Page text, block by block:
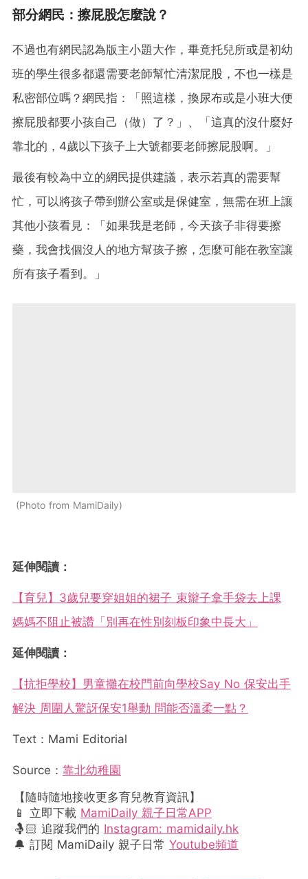
部分網民：擦屁股怎麼說？
不過也有網民認為版主小題大作，畢竟托兒所或是初幼
班的學生很多都還需要老師幫忙清潔屁股，不也一樣是
私密部位嗎？網民指：「照這樣，換尿布或是小班大便
擦屁股都要小孩自己（做）了？」、「這真的沒什麼好
靠北的，4歲以下孩子上大號都要老師擦屁股啊。」
最後有較為中立的網民提供建議，表示若真的需要幫
忙，可以將孩子帶到辦公室或是保健室，無需在班上讓
其他小孩看見：「如果我是老師，今天孩子非得要擦
藥，我會找個沒人的地方幫孩子擦，怎麼可能在教室讓
所有孩子看到。」
Photo from MamiDaily
延伸閱讀：
【育兒】3歲兒要穿姐姐的裙子 束辮子拿手袋去上課
媽媽不阻止被讚「別再在性別刻板印象中長大」
延伸閱讀：
【抗拒學校】男童攤在校門前向學校Say No 保安出手
解決 周圍人驚訝保安1舉動 問能否溫柔一點？
Text：Mami Editorial
Source： 靠北幼稚園
【隨時隨地接收更多育兒教育資訊】
📱 立即下載 MamiDaily 親子日常APP
🤱🏻 追蹤我們的 Instagram: mamidaily.hk
🔔 訂閱 MamiDaily 親子日常 Youtube頻道